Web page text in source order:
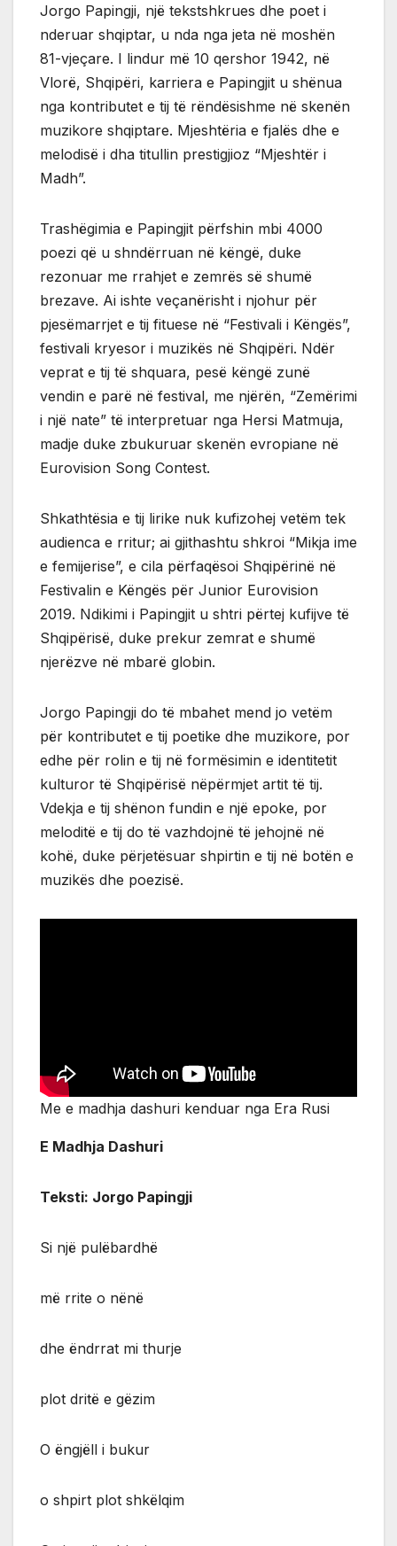
Jorgo Papingji, një tekstshkrues dhe poet i
nderuar shqiptar, u nda nga jeta në moshën
81-vjeçare. I lindur më 10 qershor 1942, në
Vlorë, Shqipëri, karriera e Papingjit u shënua
nga kontributet e tij të rëndësishme në skenën
muzikore shqiptare. Mjeshtëria e fjalës dhe e
melodisë i dha titullin prestigjioz “Mjeshtër i
Madh”.
Trashëgimia e Papingjit përfshin mbi 4000
poezi që u shndërruan në këngë, duke
rezonuar me rrahjet e zemrës së shumë
brezave. Ai ishte veçanërisht i njohur për
pjesëmarrjet e tij fituese në “Festivali i Këngës”,
festivali kryesor i muzikës në Shqipëri. Ndër
veprat e tij të shquara, pesë këngë zunë
vendin e parë në festival, me njërën, “Zemërimi
i një nate” të interpretuar nga Hersi Matmuja,
madje duke zbukuruar skenën evropiane në
Eurovision Song Contest.
Shkathtësia e tij lirike nuk kufizohej vetëm tek
audienca e rritur; ai gjithashtu shkroi “Mikja ime
e femijerise”, e cila përfaqësoi Shqipërinë në
Festivalin e Këngës për Junior Eurovision
2019. Ndikimi i Papingjit u shtri përtej kufijve të
Shqipërisë, duke prekur zemrat e shumë
njerëzve në mbarë globin.
Jorgo Papingji do të mbahet mend jo vetëm
për kontributet e tij poetike dhe muzikore, por
edhe për rolin e tij në formësimin e identitetit
kulturor të Shqipërisë nëpërmjet artit të tij.
Vdekja e tij shënon fundin e një epoke, por
meloditë e tij do të vazhdojnë të jehojnë në
kohë, duke përjetësuar shpirtin e tij në botën e
muzikës dhe poezisë.
Me e madhja dashuri kenduar nga Era Rusi
E Madhja Dashuri
Teksti: Jorgo Papingji
Si një pulëbardhë
më rrite o nënë
dhe ëndrrat mi thurje
plot dritë e gëzim
O ëngjëll i bukur
o shpirt plot shkëlqim